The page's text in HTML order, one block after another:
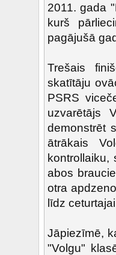
2011. gada
kurš
pagājušā
Trešais
skatītāju
PSRS
uzvarētājs
demonstrēt
ātrākais
abos
otra
līdz
Jāpiezīmē,
"Volgu"